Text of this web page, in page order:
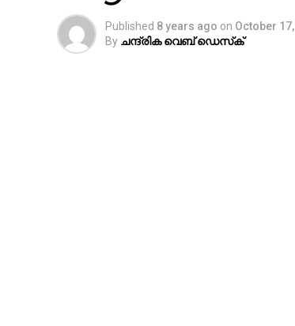
Published 8 years ago on October
By ചന്ദ്രിക വെബ് ഡെസ്‌ക്‌